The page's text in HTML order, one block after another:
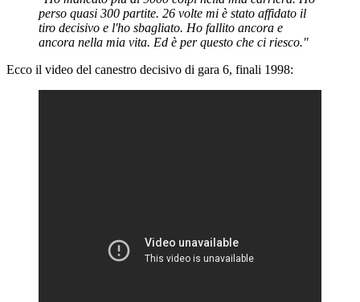
perso quasi 300 partite. 26 volte mi è stato affidato il
tiro decisivo e l'ho sbagliato. Ho fallito ancora e
ancora nella mia vita. Ed è per questo che ci riesco."
Ecco il video del canestro decisivo di gara 6, finali 1998: